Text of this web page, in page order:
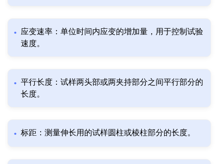
应变速率：单位时间内应变的增加量，用于控制试验
速度。
平行长度：试样两头部或两夹持部分之间平行部分的
长度。
标距：测量伸长用的试样圆柱或棱柱部分的长度。